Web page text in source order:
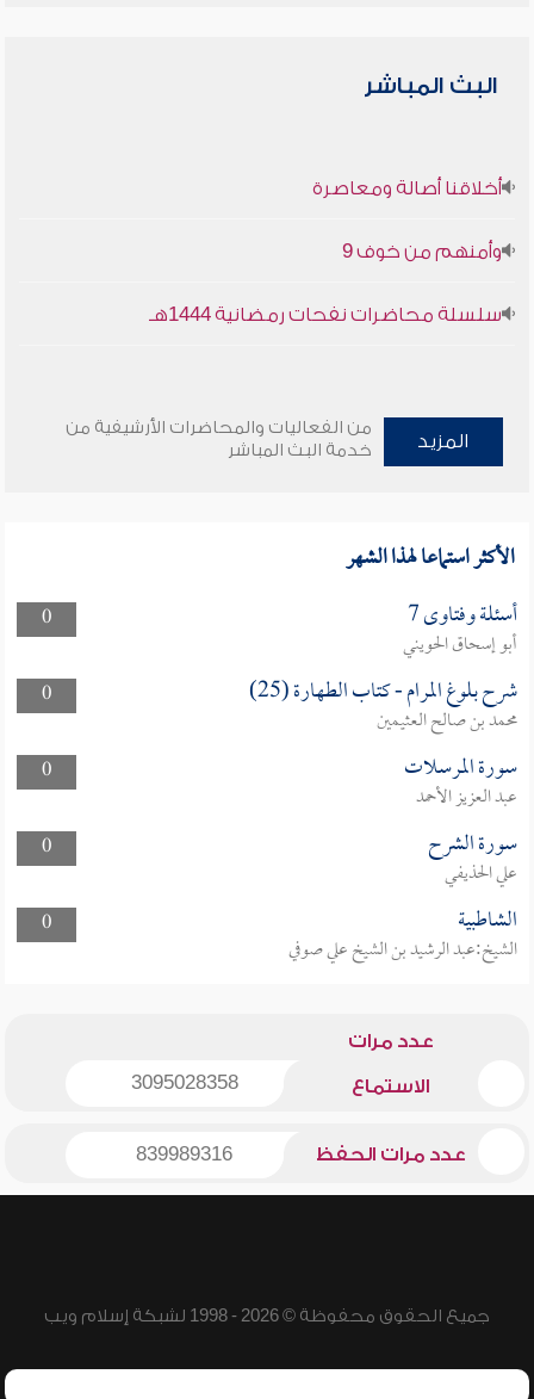
البث المباشر
أخلاقنا أصالة ومعاصرة
وأمنهم من خوف 9
سلسلة محاضرات نفحات رمضانية 1444هـ
المزيد
من الفعاليات والمحاضرات الأرشيفية من
خدمة البث المباشر
الأكثر استماعا لهذا الشهر
0 أسئلة وفتاوى 7
أبو إسحاق الحويني
0
شرح بلوغ المرام - كتاب الطهارة (25)
محمد بن صالح العثيمين
0
سورة المرسلات
عبد العزيز الأحمد
0
سورة الشرح
علي الحذيفي
0
الشاطبية
الشيخ:عبد الرشيد بن الشيخ علي صوفي
عدد مرات
الاستماع 3095028358
عدد مرات الحفظ 839989316
جميع الحقوق محفوظة © 2026 - 1998 لشبكة إسلام ويب